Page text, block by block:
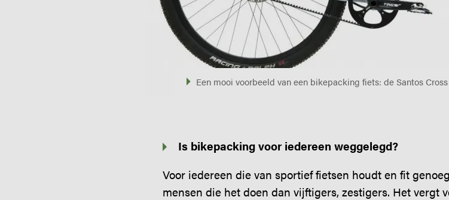
Een mooi voorbeeld van een bikepacking fiets: de Santos
Is bikepacking voor iedereen weggelegd?
Voor iedereen die van sportief fietsen houdt en fit
mensen die het doen dan vijftigers, zestigers. Het vergt